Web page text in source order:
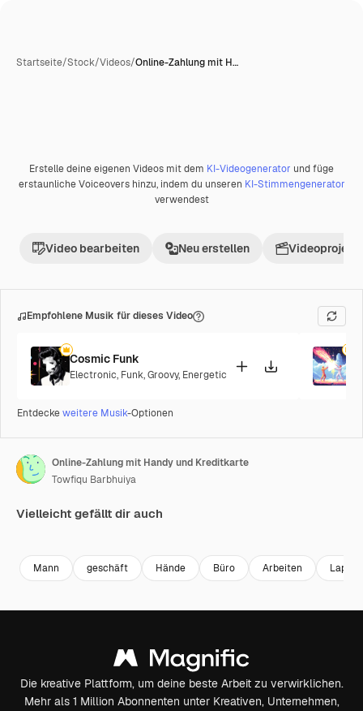
Startseite/Stock/Videos/Online-Zahlung mit H…
Premium
Erstelle deine eigenen Videos mit dem KI-Videogenerator und füge
erstaunliche Voiceovers hinzu, indem du unseren KI-Stimmengenerator
verwendest
Video bearbeiten Neu erstellen Videoprojekt
Empfohlene Musik für dieses Video
Cosmic Funk
Electronic, Funk,Groovy, Energetic
Entdeckeweitere Musik-Optionen
Online-Zahlung mit Handy und Kreditkarte
Towfiqu Barbhuiya
Vielleicht gefällt dir auch
Mann geschäft Hände Büro Arbeiten Laptop
Die kreative Plattform, um deine beste Arbeit zu verwirklichen.
Mehr als 1 Million Abonnenten unter Kreativen, Unternehmen,